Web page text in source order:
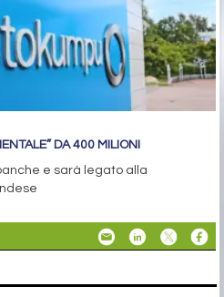
DA 400 MILIONI
e sarà legato alla